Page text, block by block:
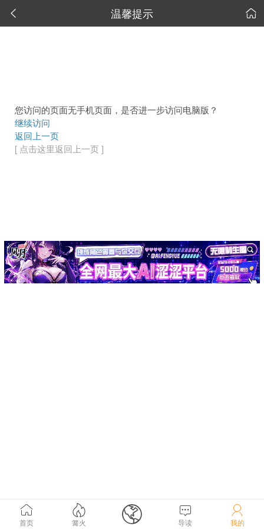
 温馨提示 
您访问的页面无手机页面，是否进一步访问电脑版？
继续访问
返回上一页
[ 点击这里返回上一页 ]

首页

篝火  
导读

我的